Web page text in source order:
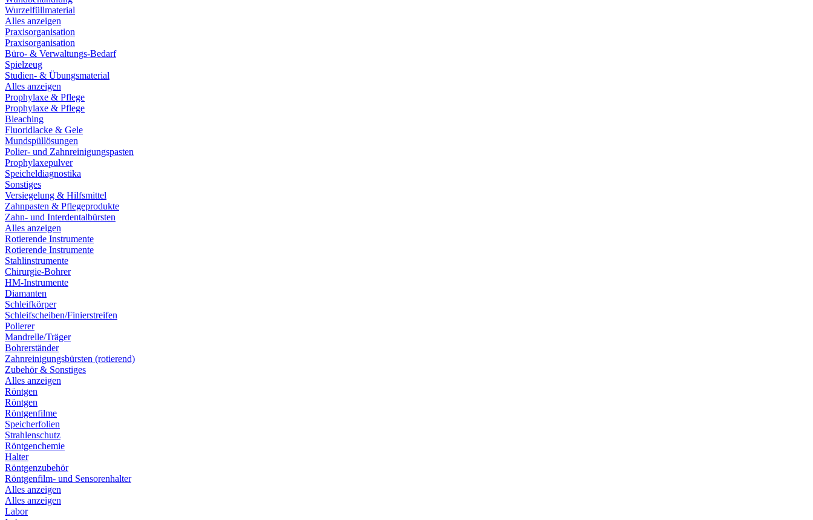
Wurzelfüllmaterial
Alles anzeigen
Praxisorganisation
Praxisorganisation
Büro- & Verwaltungs-Bedarf
Spielzeug
Studien- & Übungsmaterial
Alles anzeigen
Prophylaxe & Pflege
Prophylaxe & Pflege
Bleaching
Fluoridlacke & Gele
Mundspüllösungen
Polier- und Zahnreinigungspasten
Prophylaxepulver
Speicheldiagnostika
Sonstiges
Versiegelung & Hilfsmittel
Zahnpasten & Pflegeprodukte
Zahn- und Interdentalbürsten
Alles anzeigen
Rotierende Instrumente
Rotierende Instrumente
Stahlinstrumente
Chirurgie-Bohrer
HM-Instrumente
Diamanten
Schleifkörper
Schleifscheiben/Finierstreifen
Polierer
Mandrelle/Träger
Bohrerständer
Zahnreinigungsbürsten (rotierend)
Zubehör & Sonstiges
Alles anzeigen
Röntgen
Röntgen
Röntgenfilme
Speicherfolien
Strahlenschutz
Röntgenchemie
Halter
Röntgenzubehör
Röntgenfilm- und Sensorenhalter
Alles anzeigen
Alles anzeigen
Labor